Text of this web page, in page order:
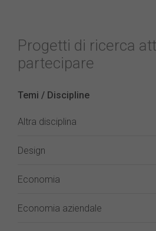
Progetti di ricerca
partecipare
Temi / Discipline
Altra disciplina
Design
Economia
Economia aziendale